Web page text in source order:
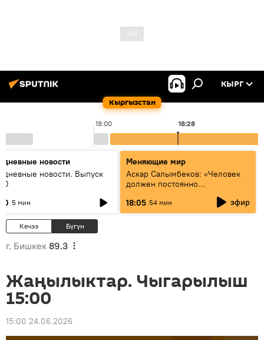
Кыргызстан
КЫРГ
18:00 18:28
новости
новости. Выпуск
5 мин
Меняющие мир
Аскар Салымбеков: «Человек
должен постоянно
18:05 54 мин эфир
Кечээ Бүгүн
г. Бишкек 89.3
Жаңылыктар. Чыгарылыш
15:00
15:00 24.06.2026